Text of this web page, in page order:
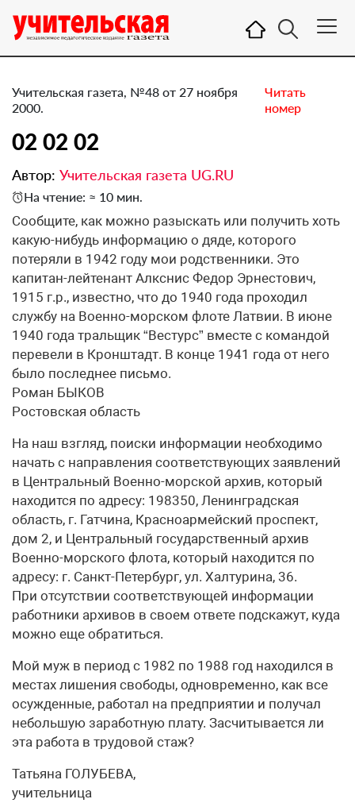
Учительская газета, №48 от 27 ноября
2000.
Читать
номер
02 02 02
Автор: Учительская газета UG.RU
На чтение: ≈ 10 мин.
Сообщите, как можно разыскать или получить хоть
какую-нибудь информацию о дяде, которого
потеряли в 1942 году мои родственники. Это
капитан-лейтенант Алкснис Федор Эрнестович,
1915 г.р., известно, что до 1940 года проходил
службу на Военно-морском флоте Латвии. В июне
1940 года тральщик “Вестурс” вместе с командой
перевели в Кронштадт. В конце 1941 года от него
было последнее письмо.
Роман БЫКОВ
Ростовская область
На наш взгляд, поиски информации необходимо
начать с направления соответствующих заявлений
в Центральный Военно-морской архив, который
находится по адресу: 198350, Ленинградская
область, г. Гатчина, Красноармейский проспект,
дом 2, и Центральный государственный архив
Военно-морского флота, который находится по
адресу: г. Санкт-Петербург, ул. Халтурина, 36.
При отсутствии соответствующей информации
работники архивов в своем ответе подскажут, куда
можно еще обратиться.
Мой муж в период с 1982 по 1988 год находился в
местах лишения свободы, одновременно, как все
осужденные, работал на предприятии и получал
небольшую заработную плату. Засчитывается ли
эта работа в трудовой стаж?
Татьяна ГОЛУБЕВА,
учительница